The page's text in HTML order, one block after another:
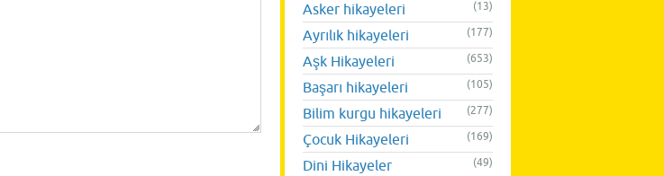
Asker hikayeleri
(13)
Ayrılık hikayeleri (177)
Aşk Hikayeleri (653)
Başarı hikayeleri (105)
Bilim kurgu hikayeleri (277)
Çocuk Hikayeleri (169)
Dini Hikayeler (49)